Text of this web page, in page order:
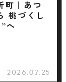
町｜あつ
桃づくし
へ
2026.07.25